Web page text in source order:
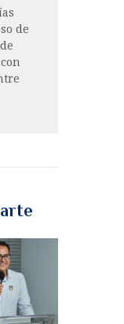
de